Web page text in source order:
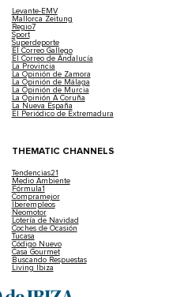
Levante-EMV
Mallorca Zeitung
Regio7
Sport
Superdeporte
El Correo Gallego
El Correo de Andalucía
La Provincia
La Opinión de Zamora
La Opinión de Málaga
La Opinión de Murcia
La Opinión A Coruña
La Nueva España
El Periódico de Extremadura
THEMATIC CHANNELS
Tendencias21
Medio Ambiente
Fórmula1
Compramejor
Iberempleos
Neomotor
Lotería de Navidad
Coches de Ocasión
Tucasa
Código Nuevo
Casa Gourmet
Buscando Respuestas
Living Ibiza